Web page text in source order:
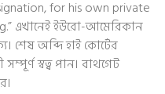
for his own private
এখানেই ইউরো-আমেরিকান
শেষ অব্দি হাই কোর্টের
স্বত্ব পান। বাথগেট